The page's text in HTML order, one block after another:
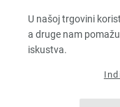
U našoj trgovini
a druge nam
iskustva.
dana. Minimalna